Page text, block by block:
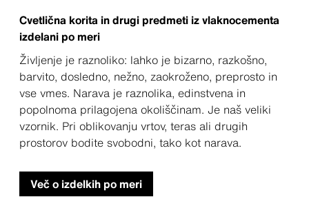
Cvetlična korita in drugi predmeti iz vlaknocementa
izdelani po meri
Življenje je raznoliko: lahko je bizarno, razkošno,
barvito, dosledno, nežno, zaokroženo, preprosto in
vse vmes. Narava je raznolika, edinstvena in
popolnoma prilagojena okoliščinam. Je naš veliki
vzornik. Pri oblikovanju vrtov, teras ali drugih
prostorov bodite svobodni, tako kot narava.
Več o izdelkih po meri